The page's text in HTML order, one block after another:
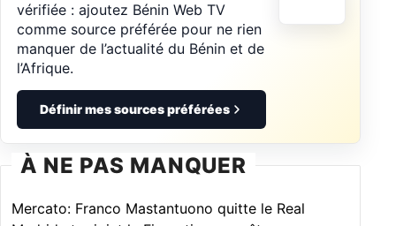
vérifiée : ajoutez Bénin Web TV
comme source préférée pour ne rien
manquer de l’actualité du Bénin et de
l’Afrique.
Définir mes sources préférées
À NE PAS MANQUER
Mercato: Franco Mastantuono quitte le Real